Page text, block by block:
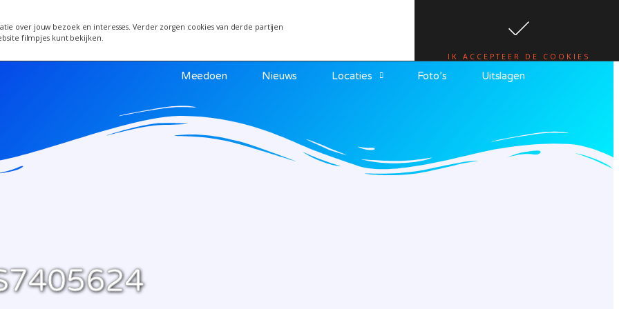
over jouw bezoek en interesses. Verder zorgen cookies van derde partijen
filmpjes kunt bekijken.
IK ACCEPTEER DE COOKIES
van 24 juni wordt een week verplaatst i.v.m. warmte.
Meedoen Nieuws Locaties Foto’s Uitslagen